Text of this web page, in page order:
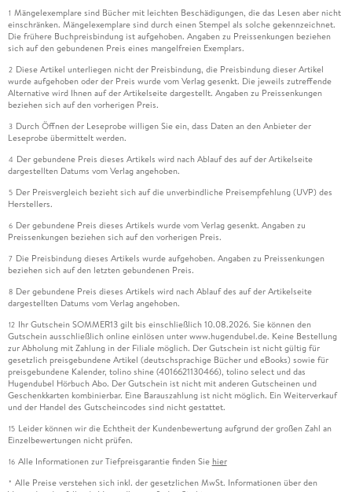
1 Mängelexemplare sind Bücher mit leichten Beschädigungen, die das Lesen aber nicht
einschränken. Mängelexemplare sind durch einen Stempel als solche gekennzeichnet.
Die frühere Buchpreisbindung ist aufgehoben. Angaben zu Preissenkungen beziehen
sich auf den gebundenen Preis eines mangelfreien Exemplars.
2 Diese Artikel unterliegen nicht der Preisbindung, die Preisbindung dieser Artikel
wurde aufgehoben oder der Preis wurde vom Verlag gesenkt. Die jeweils zutreffende
Alternative wird Ihnen auf der Artikelseite dargestellt. Angaben zu Preissenkungen
beziehen sich auf den vorherigen Preis.
3 Durch Öffnen der Leseprobe willigen Sie ein, dass Daten an den Anbieter der
Leseprobe übermittelt werden.
4 Der gebundene Preis dieses Artikels wird nach Ablauf des auf der Artikelseite
dargestellten Datums vom Verlag angehoben.
5 Der Preisvergleich bezieht sich auf die unverbindliche Preisempfehlung (UVP) des
Herstellers.
6 Der gebundene Preis dieses Artikels wurde vom Verlag gesenkt. Angaben zu
Preissenkungen beziehen sich auf den vorherigen Preis.
7 Die Preisbindung dieses Artikels wurde aufgehoben. Angaben zu Preissenkungen
beziehen sich auf den letzten gebundenen Preis.
8 Der gebundene Preis dieses Artikels wird nach Ablauf des auf der Artikelseite
dargestellten Datums vom Verlag angehoben.
12 Ihr Gutschein SOMMER13 gilt bis einschließlich 10.08.2026. Sie können den
Gutschein ausschließlich online einlösen unter www.hugendubel.de. Keine Bestellung
zur Abholung mit Zahlung in der Filiale möglich. Der Gutschein ist nicht gültig für
gesetzlich preisgebundene Artikel (deutschsprachige Bücher und eBooks) sowie für
preisgebundene Kalender, tolino shine (4016621130466), tolino select und das
Hugendubel Hörbuch Abo. Der Gutschein ist nicht mit anderen Gutscheinen und
Geschenkkarten kombinierbar. Eine Barauszahlung ist nicht möglich. Ein Weiterverkauf
und der Handel des Gutscheincodes sind nicht gestattet.
15 Leider können wir die Echtheit der Kundenbewertung aufgrund der großen Zahl an
Einzelbewertungen nicht prüfen.
16 Alle Informationen zur Tiefpreisgarantie finden Sie hier
* Alle Preise verstehen sich inkl. der gesetzlichen MwSt. Informationen über den